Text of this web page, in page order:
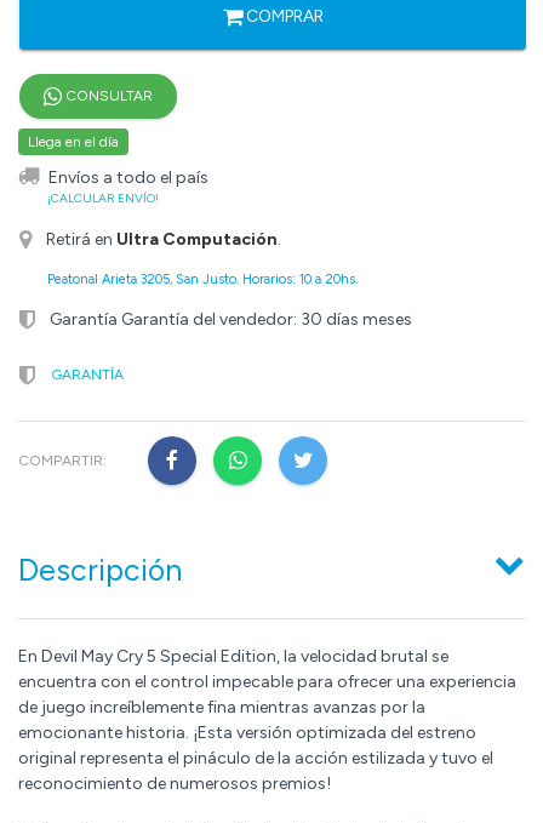
COMPRAR
CONSULTAR
Llega en el día
Envíos a todo el país
¡CALCULAR ENVÍO!
Retirá en Ultra Computación.
Peatonal Arieta 3205, San Justo. Horarios: 10 a 20hs.
Garantía Garantía del vendedor: 30 días meses
GARANTÍA
COMPARTIR:
Descripción
En Devil May Cry 5 Special Edition, la velocidad brutal se
encuentra con el control impecable para ofrecer una experiencia
de juego increíblemente fina mientras avanzas por la
emocionante historia. ¡Esta versión optimizada del estreno
original representa el pináculo de la acción estilizada y tuvo el
reconocimiento de numerosos premios!